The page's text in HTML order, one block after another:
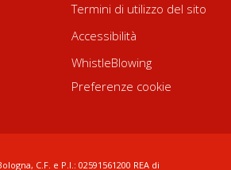
Termini di utilizzo del sito
Accessibilità
WhistleBlowing
Preferenze cookie
C.F. e P.I.: 02591561200 REA di